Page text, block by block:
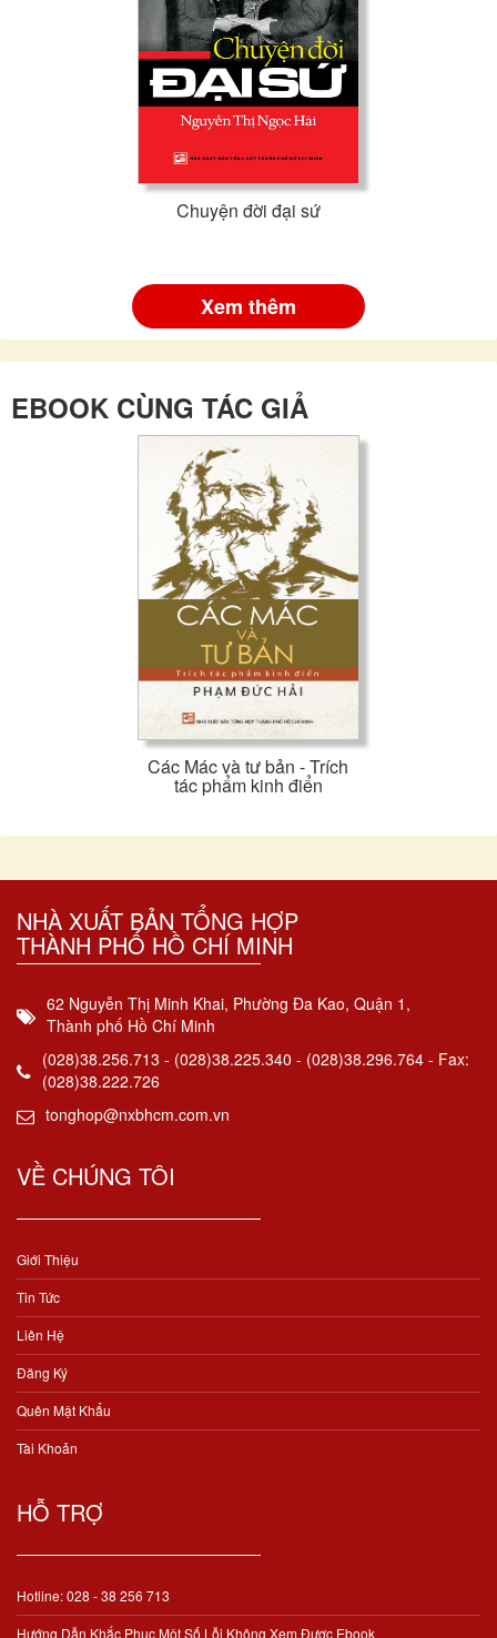
Chuyện đời đại sứ
Xem thêm
EBOOK CÙNG TÁC GIẢ
Các Mác và tư bản - Trích
tác phẩm kinh điển
NHÀ XUẤT BẢN TỔNG HỢP
THÀNH PHỐ HỒ CHÍ MINH
62 Nguyễn Thị Minh Khai, Phường Đa Kao, Quận 1,
Thành phố Hồ Chí Minh
(028)38.256.713 - (028)38.225.340 - (028)38.296.764 - Fax:
(028)38.222.726
tonghop@nxbhcm.com.vn
VỀ CHÚNG TÔI
Giới Thiệu
Tin Tức
Liên Hệ
Đăng Ký
Quên Mật Khẩu
Tài Khoản
HỖ TRỢ
Hotline: 028 - 38 256 713
Hướng Dẫn Khắc Phục Một Số Lỗi Không Xem Được Ebook